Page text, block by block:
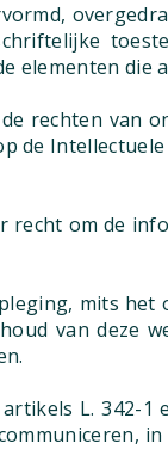
die
rechten van
de Intellectuele
om de
mits het
van deze
L. 342-1